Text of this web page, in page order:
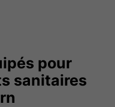
pour
sanitaires